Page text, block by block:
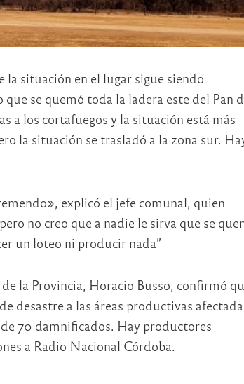
situación en el lugar sigue siendo
se quemó toda la ladera este del Pan
a los cortafuegos y la situación está más
la situación se trasladó a la zona sur.
explicó el jefe comunal, quien
no creo que a nadie le sirva que se
un loteo ni producir nada”
la Provincia, Horacio Busso, confirmó
desastre a las áreas productivas
70 damnificados. Hay productores
a Radio Nacional Córdoba.